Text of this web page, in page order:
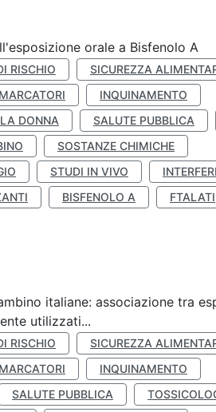
orale a Bisfenolo A
RISCHIO
SICUREZZA
INQUINAMENTO
DONNA SALUTE PUBBLICA
SOSTANZE CHIMICHE
STUDI IN VIVO
BISFENOLO A
FTALATI
italiane: associazione tra
utilizzati...
RISCHIO
SICUREZZA
INQUINAMENTO
SALUTE PUBBLICA